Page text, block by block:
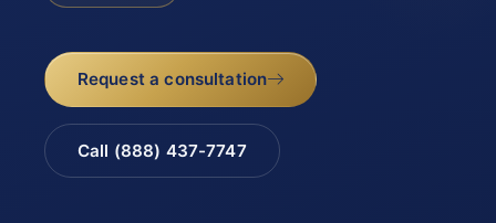
Request a consultation
Call (888) 437-7747